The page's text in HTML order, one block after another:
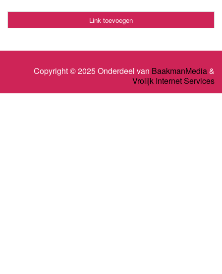
Link toevoegen
Copyright © 2025 Onderdeel van BaakmanMedia&
Vrolijk Internet Services